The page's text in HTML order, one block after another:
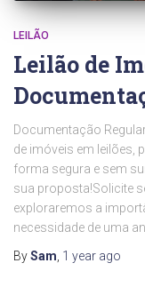
LEILÃO
Leilão de
Documentação
de imóveis em leilões,
forma segura e sem
sua proposta!Solicite
exploraremos a
necessidade de uma
BySam 1 year ago